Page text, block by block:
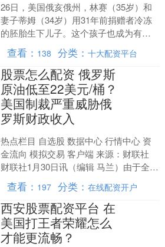
26日，美国俄亥俄州，林赛（35岁）和
妻子蒂姆（34岁）用31年前捐赠者冷冻
的胚胎生下儿子。这个孩子也成为有史
以来冷冻时间最长的活产胚胎。 （林赛
和妻子蒂姆。）....
查看： 138 分类：十大配资平台
股票怎么配资 俄罗斯
原油低至22美元/桶？
美国制裁严重威胁俄
罗斯财政收入
热点栏目 自选股 数据中心 行情中心 资
金流向 模拟交易 客户端 来源：财联社
财联社1月30日讯（编辑 马兰）由于全球
油价低迷，加上美国更加严厉的制裁，
俄罗斯....
查看： 197 分类：在线配资开户
西安股票配资平台 在
美国打王者荣耀怎么
才能更流畅？